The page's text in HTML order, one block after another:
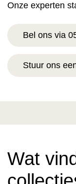
Onze experten
Bel ons via
Stuur ons
Wat